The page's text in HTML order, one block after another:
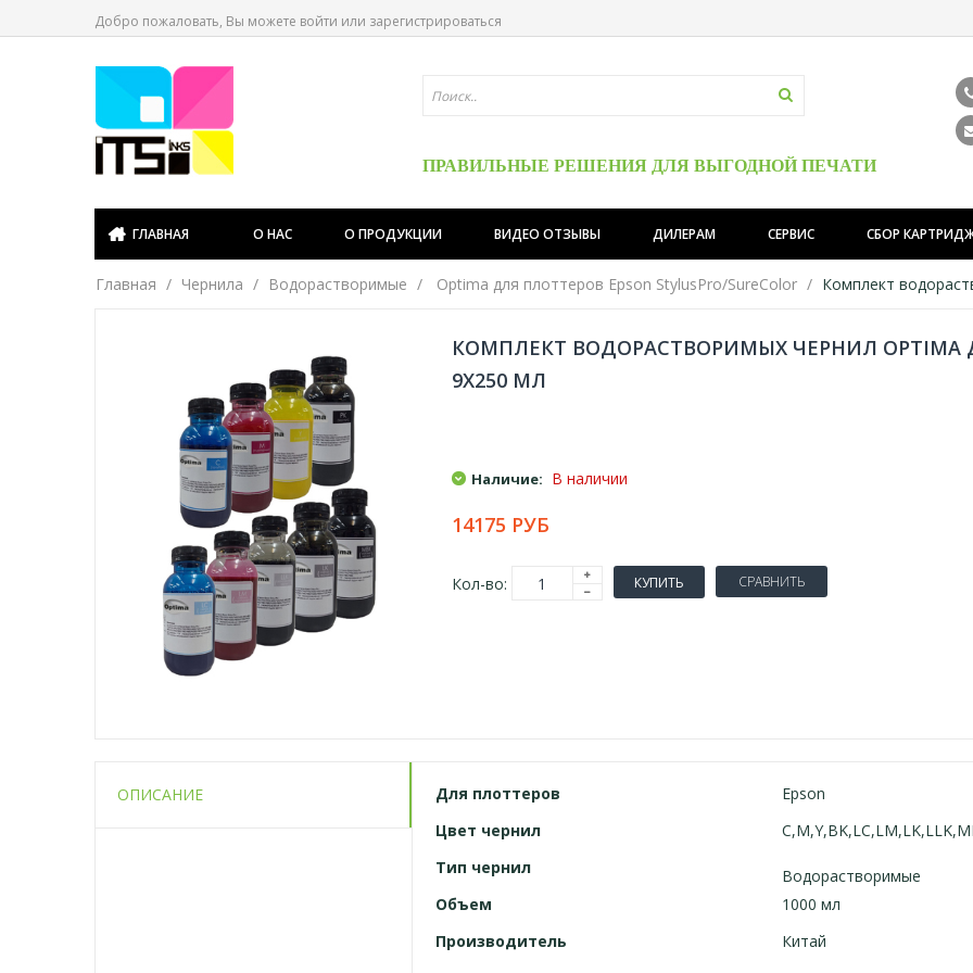
Добро пожаловать, Вы можете войти или зарегистрироваться
ПРАВИЛЬНЫЕ РЕШЕНИЯ ДЛЯ ВЫГОДНОЙ ПЕЧАТИ
ГЛАВНАЯ О НАС О ПРОДУКЦИИ ВИДЕО ОТЗЫВЫ ДИЛЕРАМ СЕРВИС СБОР
Главная Чернила Водорастворимые Optima для плоттеров Epson StylusPro/SureColor Комплект
КОМПЛЕКТ ВОДОРАСТВОРИМЫХ ЧЕРНИЛ OPTIMA
9X250 МЛ
Наличие: В наличии
14175 РУБ
Кол-во: КУПИТЬ СРАВНИТЬ
ОПИСАНИЕ Для плоттеров
Epson
Цвет чернил
Тип чернил
Водорастворимые
Объем
1000 мл
Производитель
Китай